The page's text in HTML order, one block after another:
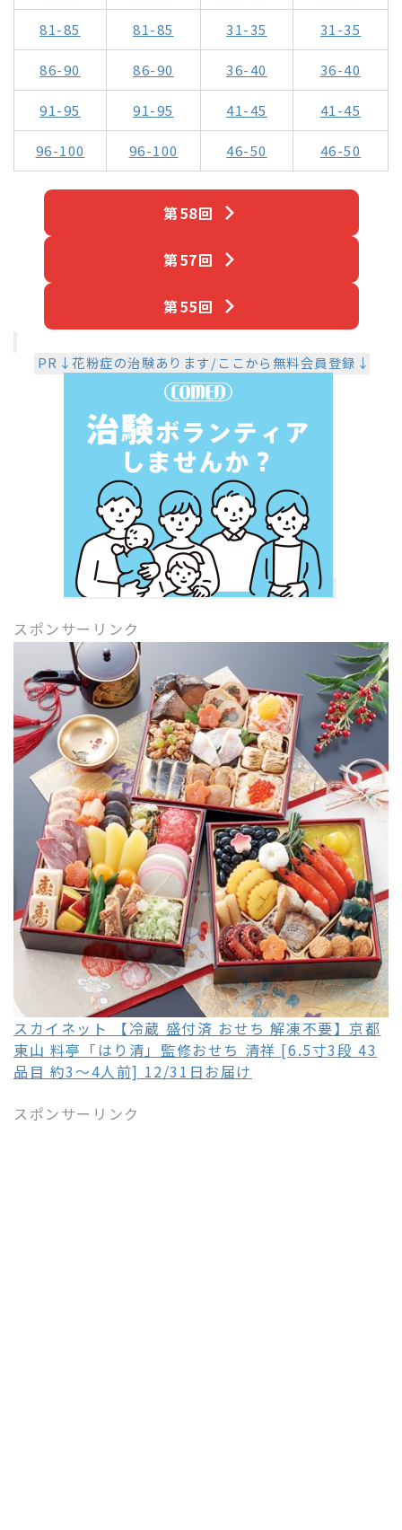
81-85 81-85 31-35 31-35
86-90 86-90 36-40 36-40
91-95 91-95 41-45 41-45
96-100 96-100 46-50 46-50
第58回
第57回
第55回
PR↓花粉症の治験あります/ここから無料会員登録↓
スポンサーリンク
スカイネット 【冷蔵 盛付済 おせち 解凍不要】京都
東山 料亭「はり清」監修おせち 清祥 [6.5寸3段 43
品目 約3～4人前] 12/31日お届け
スポンサーリンク